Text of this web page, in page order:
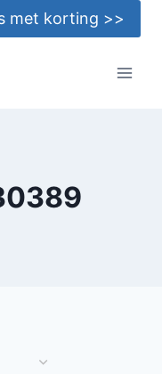
met korting >>